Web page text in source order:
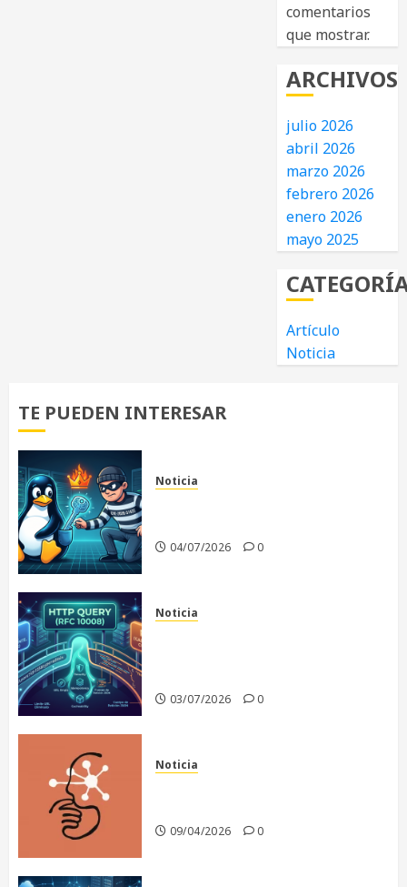
comentarios
que mostrar.
ARCHIVOS
julio 2026
abril 2026
marzo 2026
febrero 2026
enero 2026
mayo 2025
Artículo
Noticia
TE PUEDEN INTERESAR
Noticia
04/07/2026 0
Noticia
03/07/2026 0
Noticia
09/04/2026 0